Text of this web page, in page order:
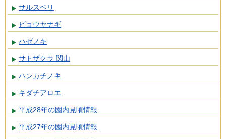
サルスベリ
ビョウヤナギ
ハゼノキ
サトザクラ 関山
ハンカチノキ
キダチアロエ
平成28年の園内見頃情報
平成27年の園内見頃情報